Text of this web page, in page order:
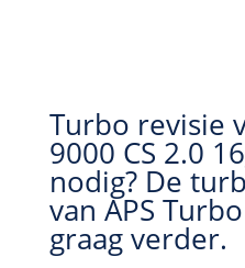
Turbo revisie
9000 CS 2.0
nodig? De
van APS
graag verder.